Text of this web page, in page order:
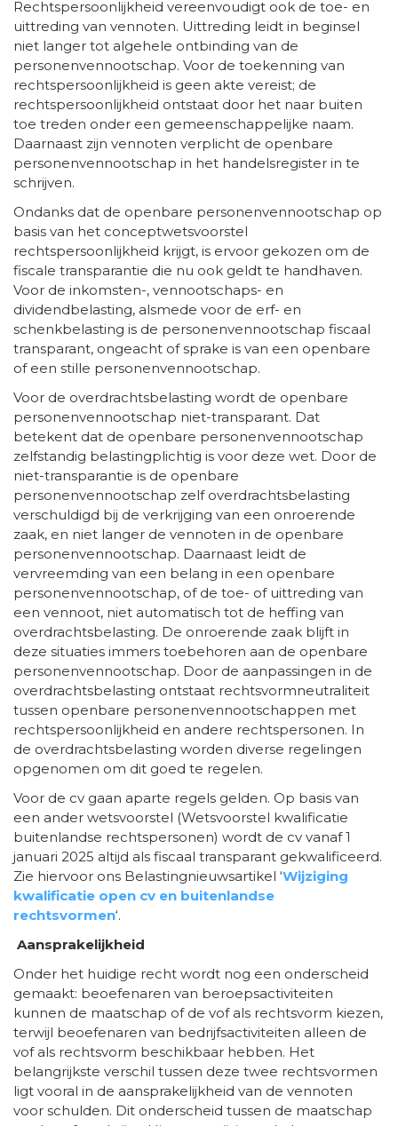
Rechtspersoonlijkheid vereenvoudigt ook de toe- en
uittreding van vennoten. Uittreding leidt in beginsel
niet langer tot algehele ontbinding van de
personenvennootschap. Voor de toekenning van
rechtspersoonlijkheid is geen akte vereist; de
rechtspersoonlijkheid ontstaat door het naar buiten
toe treden onder een gemeenschappelijke naam.
Daarnaast zijn vennoten verplicht de openbare
personenvennootschap in het handelsregister in te
schrijven.
Ondanks dat de openbare personenvennootschap op
basis van het conceptwetsvoorstel
rechtspersoonlijkheid krijgt, is ervoor gekozen om de
fiscale transparantie die nu ook geldt te handhaven.
Voor de inkomsten-, vennootschaps- en
dividendbelasting, alsmede voor de erf- en
schenkbelasting is de personenvennootschap fiscaal
transparant, ongeacht of sprake is van een openbare
of een stille personenvennootschap.
Voor de overdrachtsbelasting wordt de openbare
personenvennootschap niet-transparant. Dat
betekent dat de openbare personenvennootschap
zelfstandig belastingplichtig is voor deze wet. Door de
niet-transparantie is de openbare
personenvennootschap zelf overdrachtsbelasting
verschuldigd bij de verkrijging van een onroerende
zaak, en niet langer de vennoten in de openbare
personenvennootschap. Daarnaast leidt de
vervreemding van een belang in een openbare
personenvennootschap, of de toe- of uittreding van
een vennoot, niet automatisch tot de heffing van
overdrachtsbelasting. De onroerende zaak blijft in
deze situaties immers toebehoren aan de openbare
personenvennootschap. Door de aanpassingen in de
overdrachtsbelasting ontstaat rechtsvormneutraliteit
tussen openbare personenvennootschappen met
rechtspersoonlijkheid en andere rechtspersonen. In
de overdrachtsbelasting worden diverse regelingen
opgenomen om dit goed te regelen.
Voor de cv gaan aparte regels gelden. Op basis van
een ander wetsvoorstel (Wetsvoorstel kwalificatie
buitenlandse rechtspersonen) wordt de cv vanaf 1
januari 2025 altijd als fiscaal transparant gekwalificeerd.
Zie hiervoor ons Belastingnieuwsartikel ‘Wijziging
kwalificatie open cv en buitenlandse
rechtsvormen‘.
Aansprakelijkheid
Onder het huidige recht wordt nog een onderscheid
gemaakt: beoefenaren van beroepsactiviteiten
kunnen de maatschap of de vof als rechtsvorm kiezen,
terwijl beoefenaren van bedrijfsactiviteiten alleen de
vof als rechtsvorm beschikbaar hebben. Het
belangrijkste verschil tussen deze twee rechtsvormen
ligt vooral in de aansprakelijkheid van de vennoten
voor schulden. Dit onderscheid tussen de maatschap